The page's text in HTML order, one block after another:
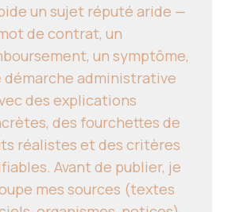
un sujet réputé aride —
de contrat, un
un symptôme,
démarche administrative
des explications
des fourchettes de
réalistes et des critères
Avant de publier, je
mes sources (textes